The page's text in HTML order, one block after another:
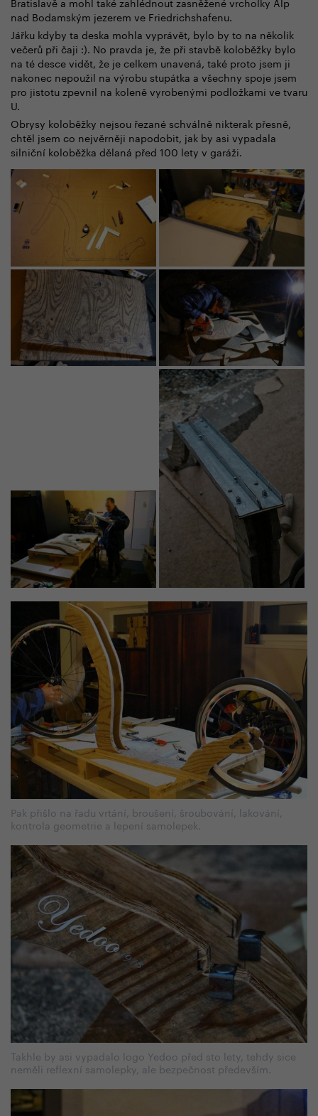
nad Bodamským jezerem ve Friedrichshafenu.
Jářku kdyby ta deska mohla vyprávět, bylo by to na několik
večerů při čaji :). No pravda je, že při stavbě koloběžky bylo
na té desce vidět, že je celkem unavená, také proto jsem ji
nakonec nepoužil na výrobu stupátka a všechny spoje jsem
pro jistotu zpevnil na koleně vyrobenými podložkami ve tvaru
U.
Obrysy koloběžky nejsou řezané schválně nikterak přesně,
chtěl jsem co nejvěrněji napodobit, jak by asi vypadala
silniční koloběžka dělaná před 100 lety v garáži.
Pak přišlo na řadu vrtání, broušení, šroubování, lakování,
kontrola geometrie a lepení samolepek.
Takhle by asi vypadalo logo Yedoo před sto lety, tehdy sice
neměli reflexní samolepky, ale bezpečnost především.